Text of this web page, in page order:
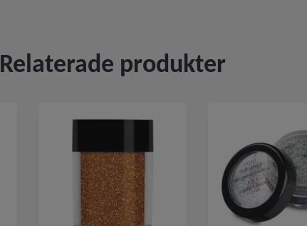
Relaterade produkter